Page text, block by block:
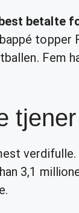
betalte
Fem
3,1